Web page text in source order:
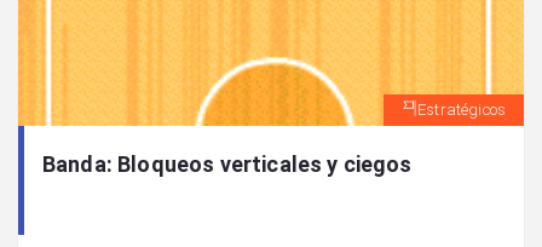
Estratégicos
Banda: Bloqueos verticales y ciegos